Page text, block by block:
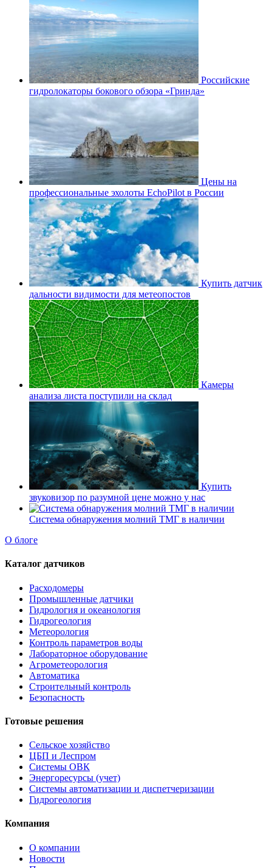
Российские
гидролокаторы бокового обзора «Гринда»
Цены на
профессиональные эхолоты EchoPilot в России
Купить датчик
дальности видимости для метеопостов
Камеры
анализа листа поступили на склад
Купить
звуковизор по разумной цене можно у нас
Система обнаружения молний ТМГ в наличии
О блоге
Каталог датчиков
Расходомеры
Промышленные датчики
Гидрология и океанология
Гидрогеология
Метеорология
Контроль параметров воды
Лабораторное оборудование
Агрометеорология
Автоматика
Строительный контроль
Безопасность
Готовые решения
Сельское хозяйство
ЦБП и Леспром
Системы ОВК
Энергоресурсы (учет)
Системы автоматизации и диспетчеризации
Гидрогеология
Компания
О компании
Новости